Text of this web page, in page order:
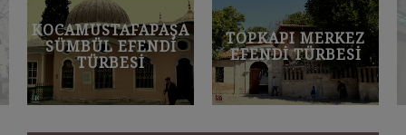
KOCAMUSTAFAPAŞA
SÜMBÜL EFENDI
TÜRBESI
TOPKAPI MERKEZ
EFENDI TÜRBESI